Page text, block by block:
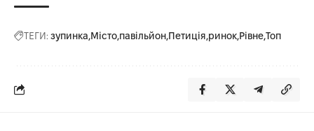
ТЕГИ: зупинка Місто павільйон Петиція ринок РівнеТоп